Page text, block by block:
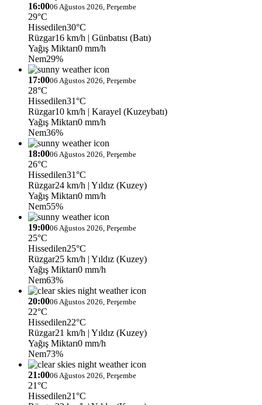
16:0006 Ağustos 2026, Perşembe
29°C
Hissedilen30°C
Rüzgar16 km/h | Günbatısı (Batı)
Yağış Miktarı0 mm/h
Nem29%
17:0006 Ağustos 2026, Perşembe
28°C
Hissedilen31°C
Rüzgar10 km/h | Karayel (Kuzeybatı)
Yağış Miktarı0 mm/h
Nem36%
18:0006 Ağustos 2026, Perşembe
26°C
Hissedilen31°C
Rüzgar24 km/h | Yıldız (Kuzey)
Yağış Miktarı0 mm/h
Nem55%
19:0006 Ağustos 2026, Perşembe
25°C
Hissedilen25°C
Rüzgar25 km/h | Yıldız (Kuzey)
Yağış Miktarı0 mm/h
Nem63%
20:0006 Ağustos 2026, Perşembe
22°C
Hissedilen22°C
Rüzgar21 km/h | Yıldız (Kuzey)
Yağış Miktarı0 mm/h
Nem73%
21:0006 Ağustos 2026, Perşembe
21°C
Hissedilen21°C